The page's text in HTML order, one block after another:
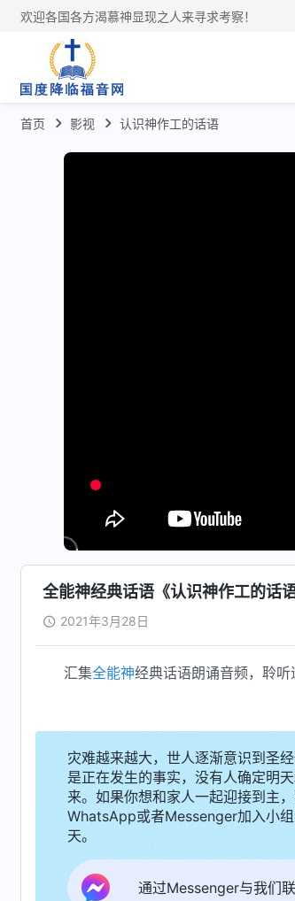
欢迎各国各方渴慕神显现之人来寻求考察！
首页 影视 认识神作工的话语
全能神经典话语《认识神作工的话
2021年3月28日
汇集全能神经典话语朗诵音频，聆
灾难越来越大，世人逐渐意识到圣
是正在发生的事实，没有人确定明
来。如果你想和家人一起迎接到主
WhatsApp或者Messenger加入小
天。
通过Messenger与我们